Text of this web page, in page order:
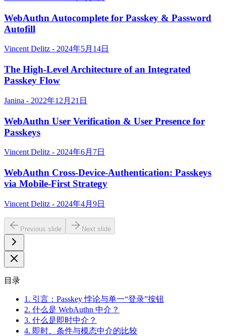
WebAuthn Autocomplete for Passkey & Password
Autofill
Vincent Delitz - 2024年5月14日
The High-Level Architecture of an Integrated
Passkey Flow
Janina - 2022年12月21日
WebAuthn User Verification & User Presence for
Passkeys
Vincent Delitz - 2024年6月7日
WebAuthn Cross-Device-Authentication: Passkeys
via Mobile-First Strategy
Vincent Delitz - 2024年4月9日
Previous slide Next slide
目录
1. 引言：Passkey 悖论与单一“登录”按钮
2. 什么是 WebAuthn 中介？
3. 什么是即时中介？
4. 即时、条件与模态中介的比较